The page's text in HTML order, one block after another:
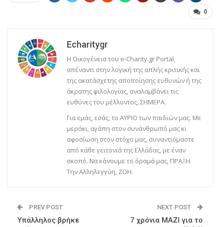
0
Echaritygr
Η Οικογένεια του e-Charity.gr Portal,
απέναντι στην λογική της απλής κριτικής και
της ακατάσχετης αποποίησης ευθυνών ή της
άκρατης φιλολογίας, αναλαμβάνει τις
ευθύνες του μέλλοντος, ΣΗΜΕΡΑ.
Για εμάς, εσάς, το ΑΥΡΙΟ των παιδιών μας. Με
μεράκι, αγάπη στον συνάνθρωπό μας κι
αφοσίωση στον στόχο μας, συναντιόμαστε
από κάθε γειτονιά της Ελλάδας, με έναν
σκοπό. Να κάνουμε το όραμά μας, ΠΡΑΞΗ.
Την Αλληλεγγύη, ΖΩΗ.
PREV POST
Υπάλληλος βρήκε
NEXT POST
7 χρόνια ΜΑΖΙ για το